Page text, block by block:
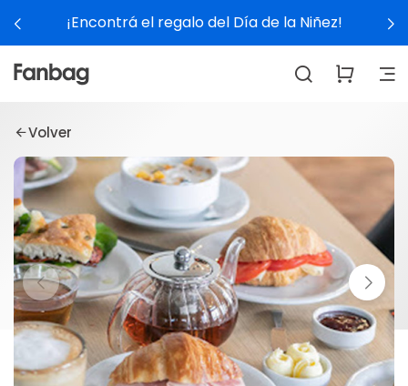
¡Encontrá el regalo del Día de la Niñez!
Volver